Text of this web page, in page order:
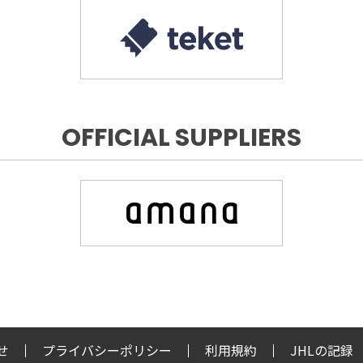
OFFICIAL SUPPLIERS
プライバシーポリシー 利用規約 JHLの記録